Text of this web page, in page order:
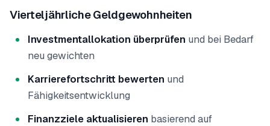
Vierteljährliche Geldgewohnheiten
Investmentallokation überprüfen und bei Bedarf
neu gewichten
Karrierefortschritt bewerten und
Fähigkeitsentwicklung
Finanzziele aktualisieren basierend auf